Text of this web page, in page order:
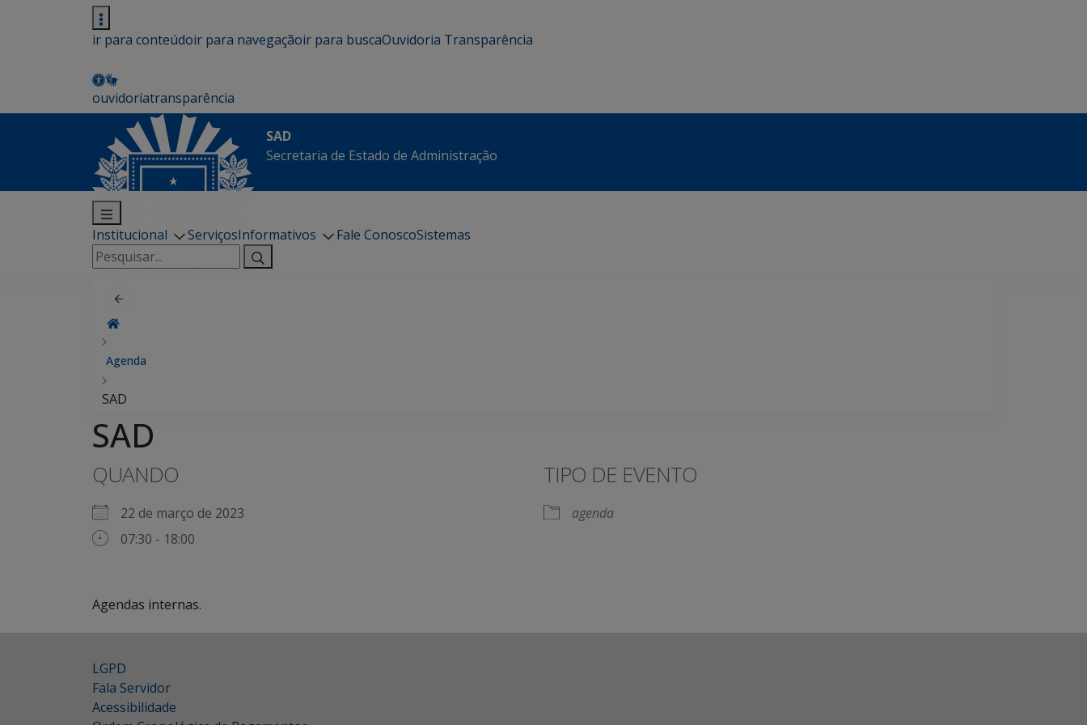
ir para conteúdoir para navegaçãoir para buscaOuvidoria Transparência
ouvidoriatransparência
SAD
Secretaria de Estado de Administração
Institucional ServiçosInformativos Fale ConoscoSistemas
Pesquisar
por:
Agenda
SAD
SAD
QUANDO
22 de março de 2023
07:30 - 18:00
TIPO DE EVENTO
agenda
Agendas internas.
LGPD
Fala Servidor
Acessibilidade